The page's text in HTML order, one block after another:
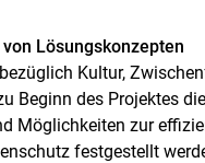
Lösungskonzepten
Kultur,
Beginn des Projektes
Möglichkeiten zur
festgestellt